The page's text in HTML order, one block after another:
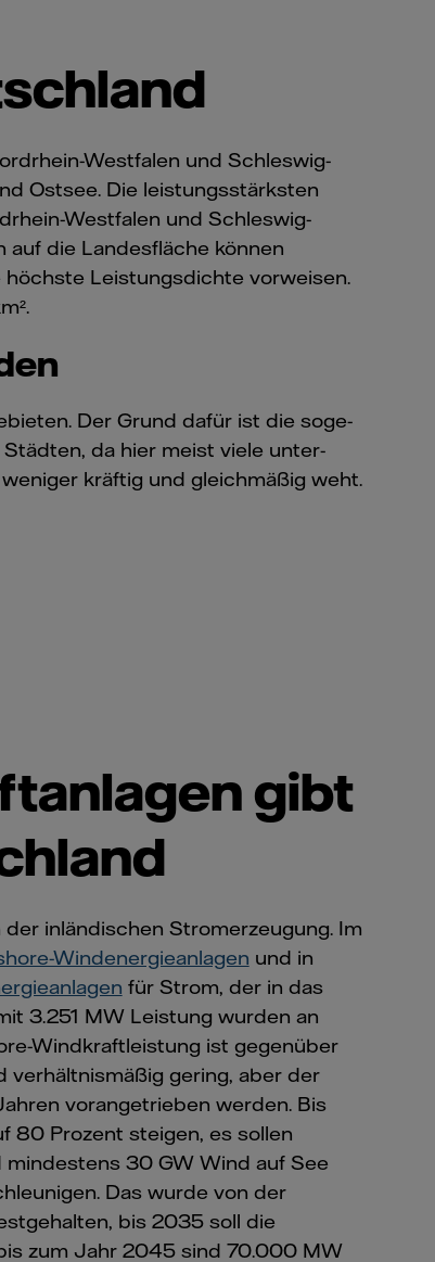
Westfalen und Schleswig-
Ostsee. Die leistungsstärksten
Westfalen und Schleswig-
die Landesfläche können
Leistungsdichte vorweisen.
Der Grund dafür ist die so­ge­
da hier meist viele unter­
kräftig und gleichmäßig weht.
gibt
inländischen Stromerzeugung. Im
Windenergieanlagen und in
für Strom, der in das
3.251 MW Leistung wurden an
Windkraftleistung ist gegenüber
verhältnismäßig gering, aber der
vorangetrieben werden. Bis
80 Prozent steigen, es sollen
mindestens 30 GW Wind auf See
Das wurde von der
bis 2035 soll die
zum Jahr 2045 sind 70.000 MW